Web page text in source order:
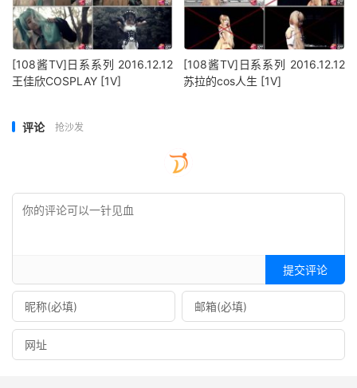
[108酱TV]日系系列 2016.12.12
王佳欣COSPLAY [1V]
[108酱TV]日系系列 2016.12.12
苏拉的cos人生 [1V]
评论 抢沙发
提交评论